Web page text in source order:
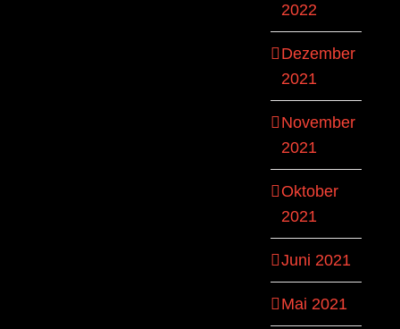
2022
Dezember
2021
November
2021
Oktober
2021
Juni 2021
Mai 2021